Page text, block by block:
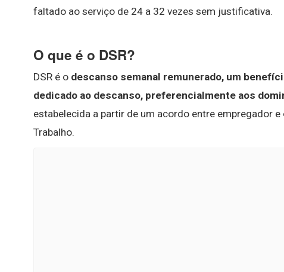
faltado ao serviço de 24 a 32 vezes sem justificativa.
O que é o DSR?
DSR é o descanso semanal remunerado, um
dedicado ao descanso, preferencialmente aos
estabelecida a partir de um acordo entre empregador
Trabalho.